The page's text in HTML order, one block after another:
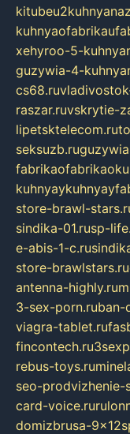
xehyroo-5-
guzywia-4-
cs68.ru
raszar.ruvskrytie-
lipetsktelecom.ru
seksuzb.ru
store-brawl-
sindika-01.rusp-
e-abis-1-c.ru
store-brawlstars.ru
antenna-highly.ru
3-sex-porn.ruban-
viagra-tablet.ru
fincontech.ru
rebus-toys.ru
seo-
card-voice.ru
domizbrusa-